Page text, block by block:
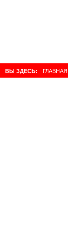
ВЫ ЗДЕСЬ: ГЛАВНАЯ